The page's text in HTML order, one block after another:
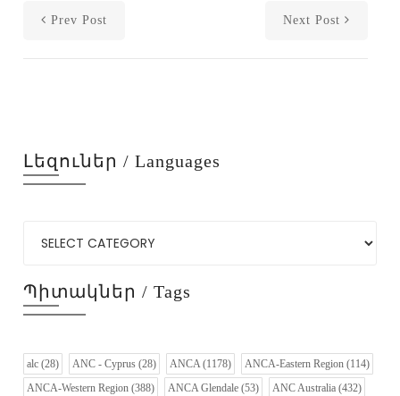
Prev Post Next Post
Լեզուներ / Languages
Պիտակներ / Tags
alc (28) ANC - Cyprus (28) ANCA(1178) ANCA-Eastern Region (114)
ANCA-Western Region (388) ANCA Glendale (53) ANC Australia (432)